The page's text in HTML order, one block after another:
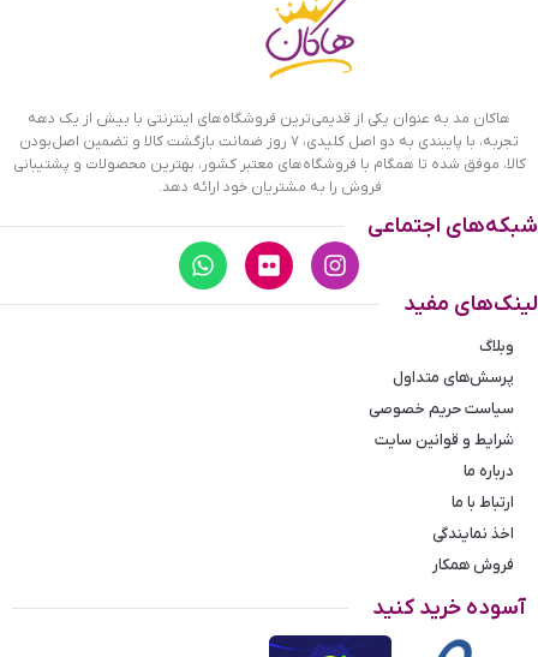
ویژگی ساعت هابلوت کرنوگراف صفحه سورمه ای قاب رزگلد
است. در این ساعت دو صفحه دایره ی کوچک، برای کرنوگراف
و دقیقه شمار قرار گرفته است. دایره های موجود در صفحه
ی ساعت شما هر کدام نشان دهنده ی پارامتری خاص
هستند. صفحه سمت چپی برای نشان دادن دقیقه و
ساعته نشان می دهد. اگر از افرادی هستید که امور خود را بر
اساس تایم 24 ساعته تنظیم می کنید این صفحه کوچک به
کار شما می آید. داشتن عقربه های براق به شما این امکان
را می دهد که در شب و محیطهای کم نور هم گذر زمان را
ببینید. بند ساعت از جنس مرغوب است که از تعرق و
خارش جلوگیری می کند. قفل این ساعت از نوع کلیپسی
ضامن دار است که از محکم ترین نوع قفل است و ساعت به
راحتی از دست نمی‌افتد.
هاکان مد به عنوان یکی از قدیمی‌ترین فروشگاه‌های اینترنتی با بیش از یک دهه
تجربه، با پایبندی به دو اصل کلیدی، ۷ روز ضمانت بازگشت کالا و تضمین اصل‌بودن
کالا، موفق شده تا همگام با فروشگاه‌های معتبر کشور، بهترین محصولات و پشتیبانی
فروش را به مشتریان خود ارائه دهد.
شبکه‌های اجتماعی
لینک‌های مفید
وبلاگ
پرسش‌های متداول
سیاست حریم خصوصی
شرایط و قوانین سایت
درباره ما
ارتباط با ما
اخذ نمایندگی
فروش همکار
آسوده خرید کنید